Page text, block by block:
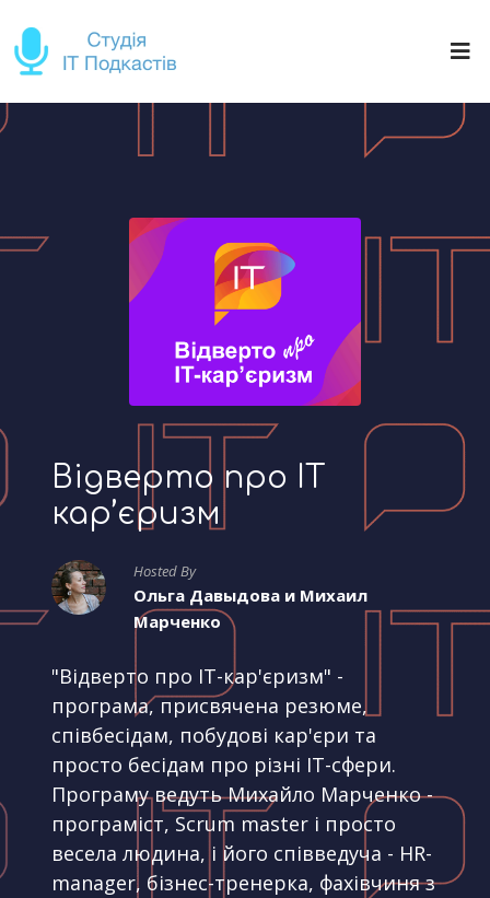
Відверто про IT
кар’єризм
Hosted By
Ольга Давыдова и Михаил
Марченко
"Відверто про IT-кар'єризм" -
програма, присвячена резюме,
співбесідам, побудові кар'єри та
просто бесідам про різні IT-сфери.
Програму ведуть Михайло Марченко -
програміст, Scrum master і просто
весела людина, і його співведуча - HR-
manager, бізнес-тренерка, фахівчиня з